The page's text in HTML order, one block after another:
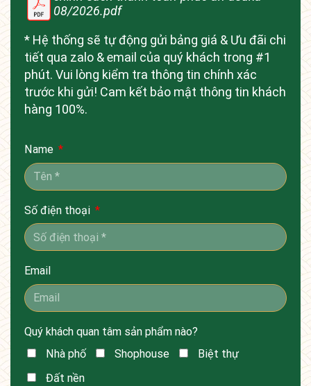
08/2026.pdf
* Hệ thống sẽ tự động gửi bảng giá & Ưu đãi chi
tiết qua zalo & email của quý khách trong #1
phút. Vui lòng kiểm tra thông tin chính xác
trước khi gửi! Cam kết bảo mật thông tin khách
hàng 100%.
Name
Số điện thoại
Email
Quý khách quan tâm sản phẩm nào?
Nhà phố
Shophouse
Biệt thự
Đất nền